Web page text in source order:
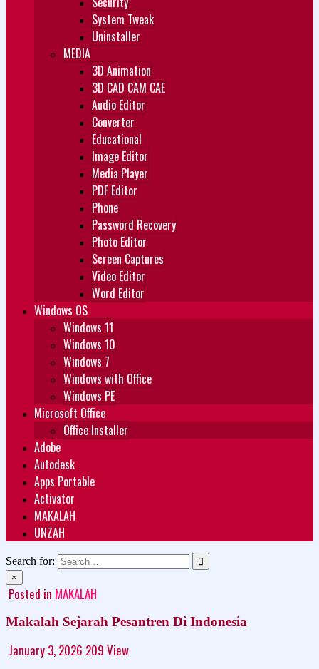
System Tweak
Uninstaller
MEDIA
3D Animation
3D CAD CAM CAE
Audio Editor
Converter
Educational
Image Editor
Media Player
PDF Editor
Phone
Password Recovery
Photo Editor
Screen Captures
Video Editor
Word Editor
Windows OS
Windows 11
Windows 10
Windows 7
Windows with Office
Windows PE
Microsoft Office
Office Installer
Adobe
Autodesk
Apps Portable
Activator
MAKALAH
UNZAH
Search for:
×
Posted in MAKALAH
Makalah Sejarah Pesantren Di Indonesia
January 3, 2026 209 View